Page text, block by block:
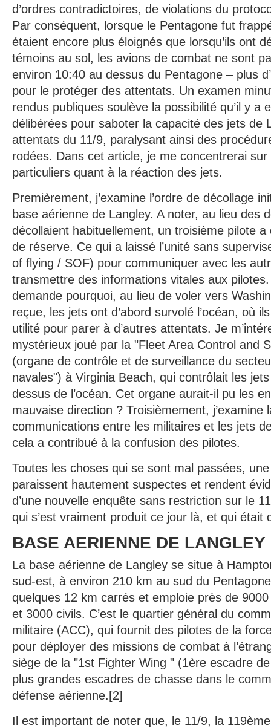
d’ordres contradictoires, de violations du
Par conséquent, lorsque le Pentagone fut
étaient encore plus éloignés que lorsqu’ils ont
témoins au sol, les avions de combat ne sont
environ 10:40 au dessus du Pentagone – plus
pour le protéger des attentats. Un examen
rendus publiques soulève la possibilité qu’il y a
délibérées pour saboter la capacité des jets de
attentats du 11/9, paralysant ainsi des
rodées. Dans cet article, je me concentrerai
particuliers quant à la réaction des jets.
Premièrement, j’examine l’ordre de décollage
base aérienne de Langley. A noter, au lieu des
décollaient habituellement, un troisième pilote
de réserve. Ce qui a laissé l’unité sans
of flying / SOF) pour communiquer avec les
transmettre des informations vitales aux
demande pourquoi, au lieu de voler vers
reçue, les jets ont d’abord survolé l’océan, où ils
utilité pour parer à d’autres attentats. Je
mystérieux joué par la "Fleet Area Control and
(organe de contrôle et de surveillance du
navales") à Virginia Beach, qui contrôlait les
dessus de l’océan. Cet organe aurait-il pu les
mauvaise direction ? Troisièmement, j’examine
communications entre les militaires et les jets
cela a contribué à la confusion des pilotes.
Toutes les choses qui se sont mal passées,
paraissent hautement suspectes et rendent
d’une nouvelle enquête sans restriction sur le
qui s’est vraiment produit ce jour là, et qui était
BASE AERIENNE DE LANGLEY
La base aérienne de Langley se situe à
sud-est, à environ 210 km au sud du
quelques 12 km carrés et emploie près de
et 3000 civils. C’est le quartier général du
militaire (ACC), qui fournit des pilotes de la
pour déployer des missions de combat à
siège de la "1st Fighter Wing " (1ère escadre
plus grandes escadres de chasse dans le
défense aérienne.[2]
Il est important de noter que, le 11/9, la